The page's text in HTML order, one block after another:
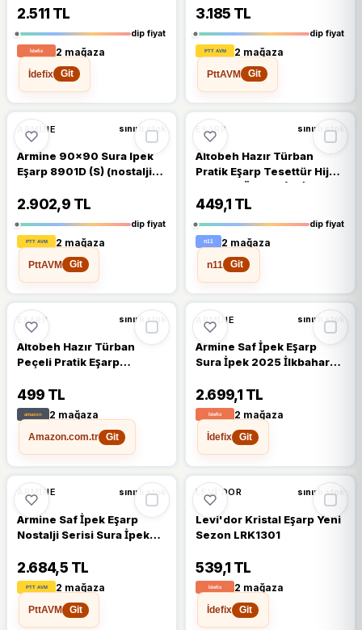
2.511 TL
dip fiyat
2 mağaza
İdefix
Git
3.185 TL
dip fiyat
2 mağaza
PttAVM
Git
%8
ARMINE sınırlı stok
Armine 90x90 Sura Ipek
Eşarp 8901D (S) (nostalji-
2.902,9 TL
dip fiyat
2 mağaza
PttAVM
Git
%5
EŞARP sınırlı stok
Altobeh Hazır Türban
Pratik Eşarp Tesettür Hijab
- Namaz Örtüsü (XL), Siyah
449,1 TL
dip fiyat
2 mağaza
n11
Git
EŞARP sınırlı stok
Altobeh Hazır Türban
Peçeli Pratik Eşarp
Namaz Örtüsü Sufle (XL),
Lacivert
499 TL
2 mağaza
Amazon.com.tr
Git
ARMINE sınırlı stok
Armine Saf İpek Eşarp
Sura İpek 2025 İlkbahar-
2.699,1 TL
2 mağaza
İdefix
Git
%9
ARMINE sınırlı stok
Armine Saf İpek Eşarp
Nostalji Serisi Sura İpek
2.684,5 TL
2 mağaza
PttAVM
Git
LEVI'DOR sınırlı stok
Levi'dor Kristal Eşarp Yeni
Sezon LRK1301
539,1 TL
2 mağaza
İdefix
Git